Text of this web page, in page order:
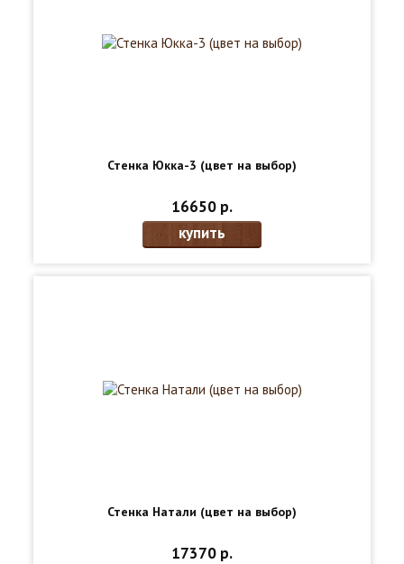
Стенка Юкка-3 (цвет на выбор)
16650 р.
купить
Стенка Натали (цвет на выбор)
17370 р.